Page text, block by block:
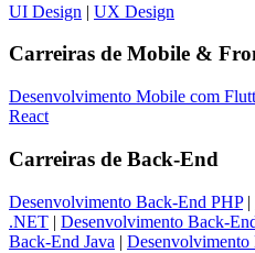
UI Design | UX Design
Carreiras de Mobile &
Desenvolvimento Mobile com
React
Carreiras de Back-End
Desenvolvimento Back-End PHP|
.NET | Desenvolvimento Back-
Back-End Java |